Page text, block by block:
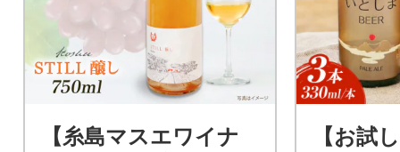
【糸島マスエワイナ
【お試